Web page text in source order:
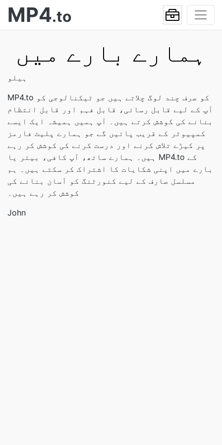
MP4.to
ہمارے بارے میں
ہیلو
MP4.to کو صرف چند لوگ چلاتے ہیں جو ٹیکنالوجی کو
آپ کے لیے قابل رسائی، قابل فہم اور قابل انتظام
بنانے کی کوشش کرتے ہیں۔ آپ ہمیں ہمیشہ ایک ایسے
کمپیوٹر کے قریب پائیں گے جو ہمارے پلیٹ فارمز
پر کیڑے تلاش کرنے اور درست کرنے کی کوشش کر رہے
ہیں۔ ہمارے ساتھ، آپ کافی، بیئر یا MP4.to کے
بارے میں اپنی شکایات کا اشتراک کر سکتے ہیں۔ ہم
مسلسل صارف کے لیے کنورٹنگ کو آسان بنانے کی
کوشش کر رہے ہیں۔
John